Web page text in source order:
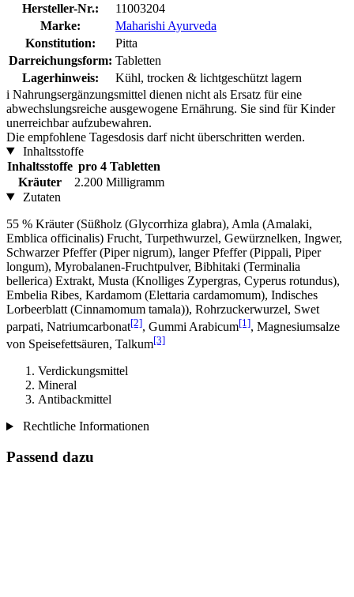
Hersteller-Nr.:
11003204
Marke:
Maharishi Ayurveda
Konstitution:
Pitta
Darreichungsform: Tabletten
Lagerhinweis:
Kühl, trocken & lichtgeschützt lagern
i Nahrungsergänzungsmittel dienen nicht als Ersatz für eine
abwechslungsreiche ausgewogene Ernährung. Sie sind für Kinder
unerreichbar aufzubewahren.
Die empfohlene Tagesdosis darf nicht überschritten werden.
Inhaltsstoffe
Inhaltsstoffe pro 4 Tabletten
Kräuter
2.200 Milligramm
Zutaten
55 % Kräuter (Süßholz (Glycorrhiza glabra), Amla (Amalaki,
Emblica officinalis) Frucht, Turpethwurzel, Gewürznelken, Ingwer,
Schwarzer Pfeffer (Piper nigrum), langer Pfeffer (Pippali, Piper
longum), Myrobalanen-Fruchtpulver, Bibhitaki (Terminalia
bellerica) Extrakt, Musta (Knolliges Zypergras, Cyperus rotundus),
Embelia Ribes, Kardamom (Elettaria cardamomum), Indisches
Lorbeerblatt (Cinnamomum tamala)), Rohrzuckerwurzel, Swet
parpati, Natriumcarbonat[2], Gummi Arabicum[1], Magnesiumsalze
von Speisefettsäuren, Talkum[3]
Verdickungsmittel
Mineral
Antibackmittel
Rechtliche Informationen
Passend dazu